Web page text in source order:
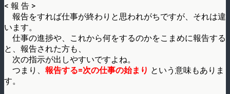
< 報 告 >
報告をすれば仕事が終わりと思われがちですが、それは違
います。
仕事の進捗や、これから何をするのかをこまめに報告する
と、報告された方も、
次の指示が出しやすいですよね。
つまり、 報告する=次の仕事の始まり という意味もありま
す。